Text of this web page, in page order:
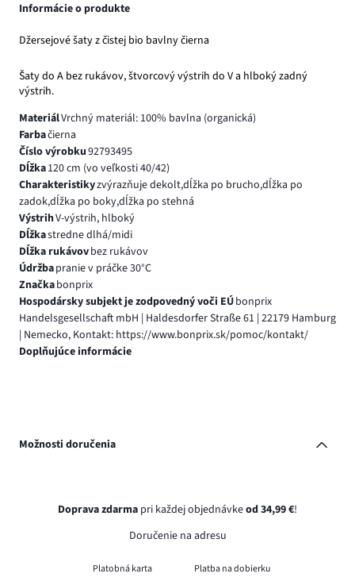
Informácie o produkte
Džersejové šaty z čistej bio bavlny čierna
Šaty do A bez rukávov, štvorcový výstrih do V a hlboký zadný
výstrih.
MateriálVrchný materiál: 100% bavlna (organická)
Farbačierna
Číslo výrobku92793495
Dĺžka120 cm (vo veľkosti 40/42)
Charakteristikyzvýrazňuje dekolt,dĺžka po brucho,dĺžka po
zadok,dĺžka po boky,dĺžka po stehná
VýstrihV-výstrih, hlboký
Dĺžkastredne dlhá/midi
Dĺžka rukávovbez rukávov
Údržbapranie v práčke 30°C
Značkabonprix
Hospodársky subjekt je zodpovedný voči EÚbonprix
Handelsgesellschaft mbH | Haldesdorfer Straße 61 | 22179 Hamburg
| Nemecko, Kontakt: https://www.bonprix.sk/pomoc/kontakt/
Doplňujúce informácie
Možnosti doručenia
Doprava zdarma pri každej objednávkeod 34,99 €!
Doručenie na adresu
Platobná karta Platba na dobierku